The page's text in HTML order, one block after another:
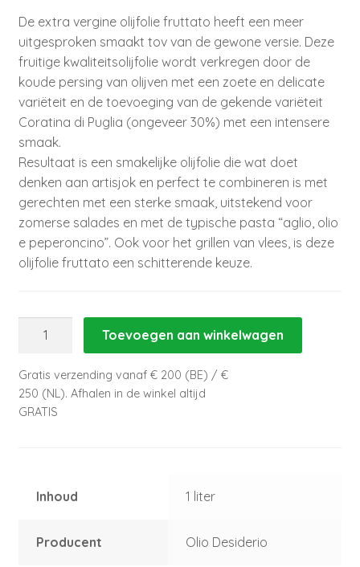
De extra vergine olijfolie fruttato heeft een meer
uitgesproken smaakt tov van de gewone versie. Deze
fruitige kwaliteitsolijfolie wordt verkregen door de
koude persing van olijven met een zoete en delicate
variëteit en de toevoeging van de gekende variëteit
Coratina di Puglia (ongeveer 30%) met een intensere
smaak.
Resultaat is een smakelijke olijfolie die wat doet
denken aan artisjok en perfect te combineren is met
gerechten met een sterke smaak, uitstekend voor
zomerse salades en met de typische pasta “aglio, olio
e peperoncino”. Ook voor het grillen van vlees, is deze
olijfolie fruttato een schitterende keuze.
Olijfolie
Vergine
Fruttato
aantal
Toevoegen aan winkelwagen
Gratis verzending vanaf € 200 (BE) / €
250 (NL). Afhalen in de winkel altijd
GRATIS
Inhoud 1 liter
Producent Olio Desiderio